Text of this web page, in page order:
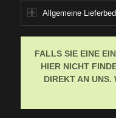
Allgemeine
FALLS SIE EINE
HIER NICHT
DIREKT AN UNS.